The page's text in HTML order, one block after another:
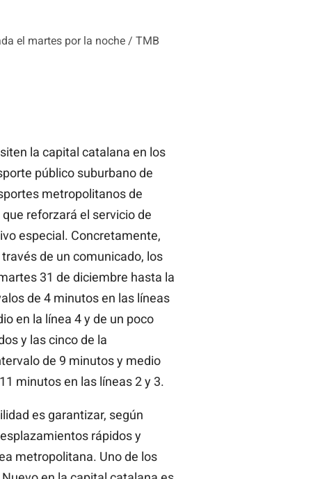
el martes por la noche / TMB
la capital catalana en los
público suburbano de
metropolitanos de
reforzará el servicio de
especial. Concretamente,
de un comunicado, los
31 de diciembre hasta la
de 4 minutos en las líneas
en la línea 4 y de un poco
y las cinco de la
de 9 minutos y medio
minutos en las líneas 2 y 3.
es garantizar, según
rápidos y
metropolitana. Uno de los